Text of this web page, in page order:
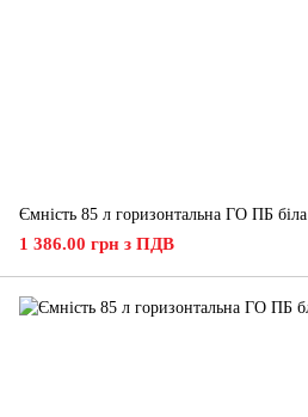
Ємність 85 л горизонтальна ГО ПБ біла
1 386.00 грн з ПДВ